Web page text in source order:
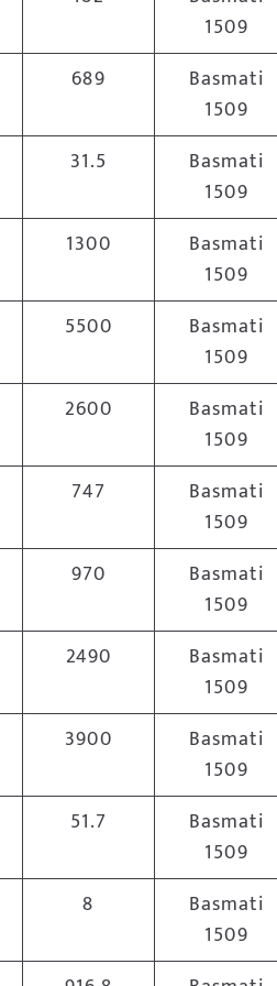
1509
689
Basmati
1509
31.5
Basmati
1509
1300
Basmati
1509
5500
Basmati
1509
2600
Basmati
1509
747
Basmati
1509
970
Basmati
1509
2490
Basmati
1509
3900
Basmati
1509
51.7
Basmati
1509
8
Basmati
1509